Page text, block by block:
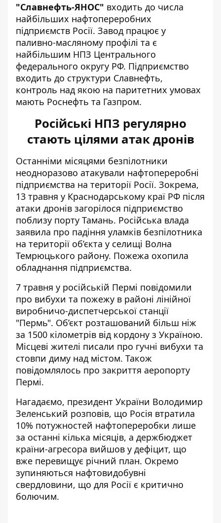
"Славнефть-ЯНОС" входить до числа
найбільших нафтопереробних
підприємств Росії. Завод працює у
паливно-масляному профілі та є
найбільшим НПЗ Центрального
федерального округу РФ. Підприємство
входить до структури Славнефть,
контроль над якою на паритетних умовах
мають Роснефть та Газпром.
Російські НПЗ регулярно
стають цілями атак дронів
Останніми місяцями безпілотники
неодноразово атакували нафтопереробні
підприємства на території Росії. Зокрема,
13 травня у Краснодарському краї РФ після
атаки дронів загорілося підприємство
поблизу порту Тамань. Російська влада
заявила про падіння уламків безпілотника
на території об’єкта у селищі Волна
Темрюцького району. Пожежа охопила
обладнання підприємства.
7 травня у російській Пермі повідомили
про вибухи та пожежу в районі лінійної
виробничо-диспетчерської станції
"Пермь". Об’єкт розташований більш ніж
за 1500 кілометрів від кордону з Україною.
Місцеві жителі писали про гучні вибухи та
стовпи диму над містом. Також
повідомлялось про закриття аеропорту
Пермі.
Нагадаємо, президент України Володимир
Зеленський розповів, що Росія втратила
10% потужностей нафтопереробки лише
за останні кілька місяців, а держбюджет
країни-агресора вийшов у дефіцит, що
вже перевищує річний план. Окремо
зупиняються нафтовидобувні
свердловини, що для Росії є критично
болючим.